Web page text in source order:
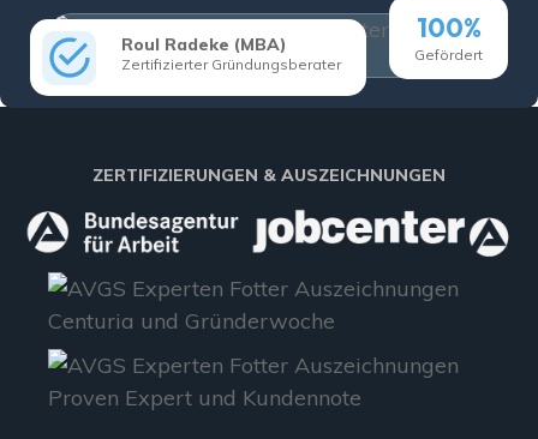
100%
Gefördert
Roul Radeke (MBA)
Zertifizierter Gründungsberater
ZERTIFIZIERUNGEN & AUSZEICHNUNGEN